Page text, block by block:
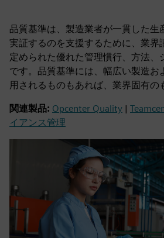
品質基準は、製造業者が一貫した生
実証するのを支援するために、業界
定められた優れた管理慣行、方法、
です。品質基準には、幅広い製造お
用されるものもあれば、業界固有の
関連製品: Opcenter Quality |
イアンス管理